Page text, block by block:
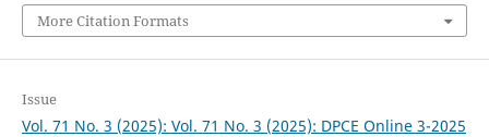
More Citation Formats
Issue
Vol. 71 No. 3 (2025): Vol. 71 No. 3 (2025): DPCE Online 3-2025